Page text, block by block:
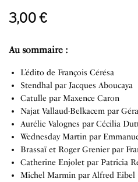
3,00€
Au sommaire :
L’édito de François Cérésa
Stendhal par Jacques Aboucaya
Catulle par Maxence Caron
Najat Vallaud-Belkacem par
Aurélie Valognes par Cécilia
Wednesday Martin par
Brassaï et Roger Grenier par
Catherine Enjolet par Patricia
Michel Marmin par Alfred Eibel